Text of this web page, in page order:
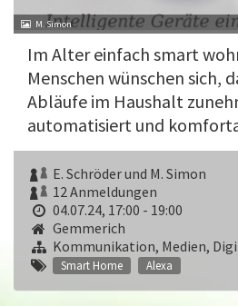
M. Simon
Im Alter einfach smart
Menschen wünschen sich,
Abläufe im Haushalt
automatisiert und
E. Schröder und M. Simon
12 Anmeldungen
04.07.24, 17:00 - 19:00
Gemmerich
Kommunikation, Medien,
Smart Home Alexa